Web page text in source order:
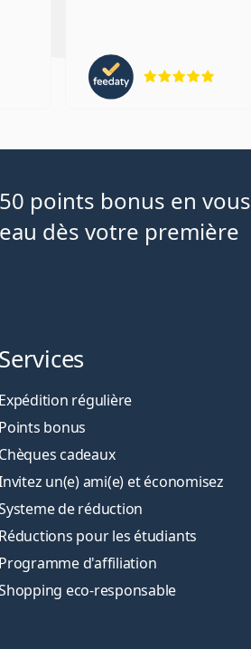
points bonus en vous
dès votre première
Services
Expédition régulière
Points bonus
Chèques cadeaux
un(e) ami(e) et économisez
de réduction
Réductions pour les étudiants
Programme d'affiliation
eco-responsable